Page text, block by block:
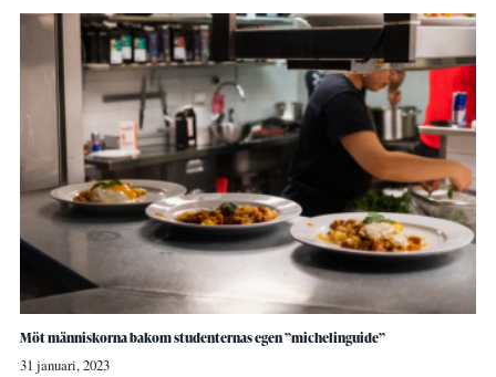
Möt människorna bakom studenternas egen ”michelinguide”
31 januari, 2023